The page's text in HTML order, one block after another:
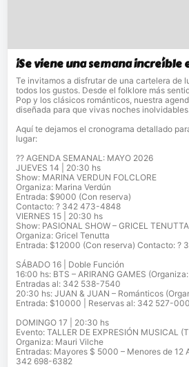
¡Se viene una semana increíble
Te invitamos a disfrutar de una cartelera de
todos los gustos. Desde el folklore más
Pop y los clásicos románticos, nuestra
diseñada para que vivas noches inolvidables.
Aquí te dejamos el cronograma detallado
lugar:
?? AGENDA SEMANAL: MAYO 2026
JUEVES 14 | 20:30 hs
Show: MARINA VERDUN FOLCLORE
Organiza: Marina Verdún
Entrada: $9000 (Con reserva)
Contacto: ? 342 473-4848
VIERNES 15 | 20:30 hs
Show: PASIONAL SHOW – GRICEL TENUTTA
Organiza: Gricel Tenutta
Entrada: $12000 (Con reserva) Contacto: ?
SÁBADO 16 | Doble Función
16:00 hs: BTS – ARIRANG GAMES
Entradas al: 342 538-7540
20:30 hs: JUAN & JUAN – Románticos
Entrada: $10000 | Reservas al: 342 527-
DOMINGO 17 | 20:30 hs
Evento: TALLER DE EXPRESIÓN MUSICAL
Organiza: Mauri Vilche
Entradas: Mayores $ 5000 – Menores de 12
342 698-6382